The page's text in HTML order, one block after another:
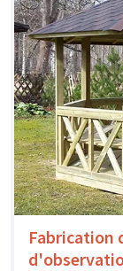
Fabrication